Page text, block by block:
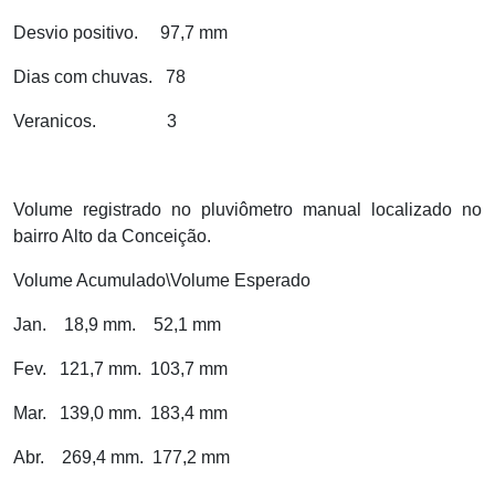
Desvio positivo. 97,7 mm
Dias com chuvas. 78
Veranicos. 3
Volume registrado no pluviômetro manual localizado no
bairro Alto da Conceição.
Volume Acumulado\Volume Esperado
Jan. 18,9 mm. 52,1 mm
Fev. 121,7 mm. 103,7 mm
Mar. 139,0 mm. 183,4 mm
Abr. 269,4 mm. 177,2 mm